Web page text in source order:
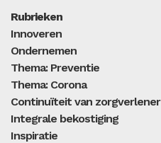
Rubrieken
Innoveren
Ondernemen
Thema: Preventie
Thema: Corona
Continuïteit van zorgverlener
Integrale bekostiging
Inspiratie